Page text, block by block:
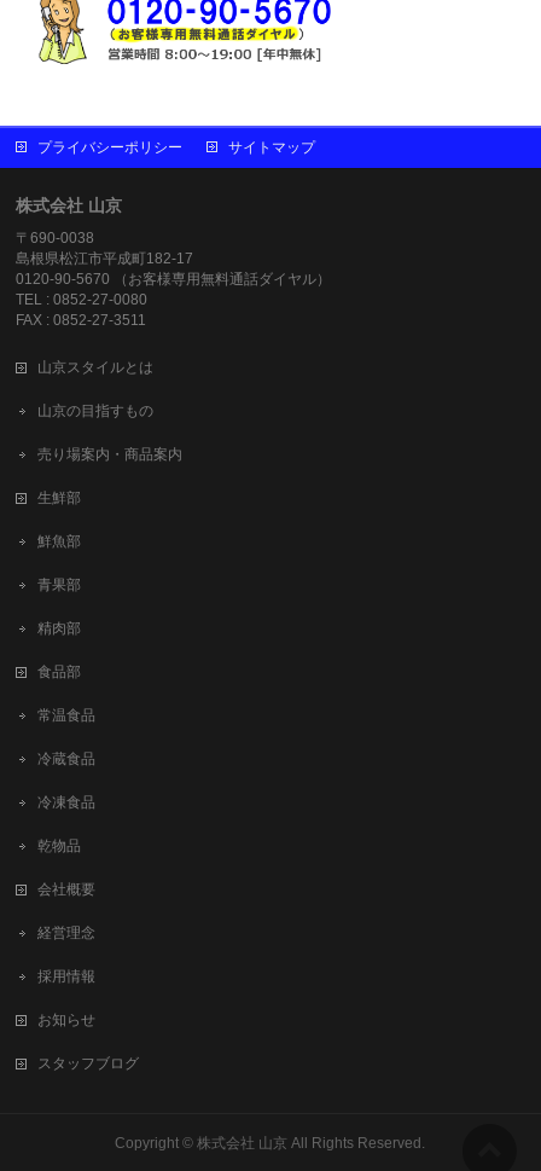
プライバシーポリシー サイトマップ
株式会社 山京
〒690-0038
島根県松江市平成町182-17
0120-90-5670 （お客様専用無料通話ダイヤル）
TEL : 0852-27-0080
FAX : 0852-27-3511
山京スタイルとは
山京の目指すもの
売り場案内・商品案内
生鮮部
鮮魚部
青果部
精肉部
食品部
常温食品
冷蔵食品
冷凍食品
乾物品
会社概要
経営理念
採用情報
お知らせ
スタッフブログ
Copyright ©株式会社 山京 All Rights Reserved.